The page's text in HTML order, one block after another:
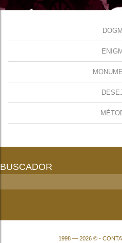
BUSCADOR
1998 — 2026 © -